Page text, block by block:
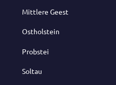
Mittlere Geest
Ostholstein
Probstei
Soltau